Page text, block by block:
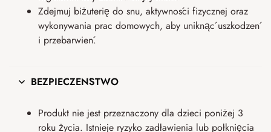
Zdejmuj biżuterię do snu, aktywności fizycznej oraz
wykonywania prac domowych, aby uniknąć uszkodzeń
i przebarwień.
BEZPIECZEŃSTWO
Produkt nie jest przeznaczony dla dzieci poniżej 3
roku życia. Istnieje ryzyko zadławienia lub połknięcia